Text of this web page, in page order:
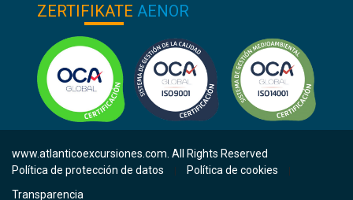
ZERTIFIKATE AENOR
www.atlanticoexcursiones.com. All Rights Reserved
Política de protección de datos
Política de cookies
Transparencia